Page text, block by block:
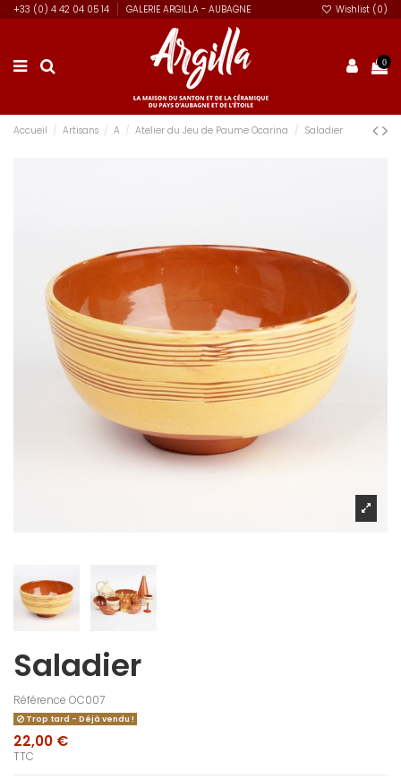
+33 (0) 4 42 04 05 14 GALERIE ARGILLA - AUBAGNE Wishlist (0)
0
Accueil Artisans A Atelier du Jeu de Paume Ocarina Saladier
Saladier
Référence OC007
Trop tard - Déjà vendu !
22,00 €
TTC